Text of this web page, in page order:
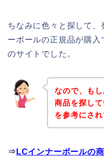
ちなみに色々と探して
ーボールの正規品が購
のサイトでした。
なので、も
商品を探し
を参考にさ
⇒ LCインナーボールの